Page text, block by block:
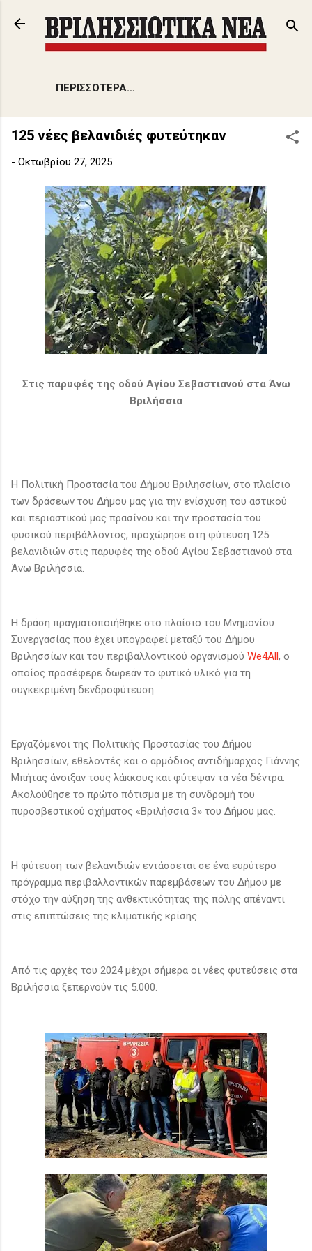
Μετάβαση στο κύριο περιεχόμενο
ΠΕΡΙΣΣΌΤΕΡΑ…
125 νέες βελανιδιές φυτεύτηκαν
- Οκτωβρίου 27, 2025
Στις παρυφές της οδού Αγίου Σεβαστιανού στα Άνω
Βριλήσσια
Η Πολιτική Προστασία του Δήμου Βριλησσίων, στο πλαίσιο
των δράσεων του Δήμου μας για την ενίσχυση του αστικού
και περιαστικού μας πρασίνου και την προστασία του
φυσικού περιβάλλοντος, προχώρησε στη φύτευση 125
βελανιδιών στις παρυφές της οδού Αγίου Σεβαστιανού στα
Άνω Βριλήσσια.
Η δράση πραγματοποιήθηκε στο πλαίσιο του Μνημονίου
Συνεργασίας που έχει υπογραφεί μεταξύ του Δήμου
Βριλησσίων και του περιβαλλοντικού οργανισμού We4All, ο
οποίος προσέφερε δωρεάν το φυτικό υλικό για τη
συγκεκριμένη δενδροφύτευση.
Εργαζόμενοι της Πολιτικής Προστασίας του Δήμου
Βριλησσίων, εθελοντές και ο αρμόδιος αντιδήμαρχος Γιάννης
Μπήτας άνοιξαν τους λάκκους και φύτεψαν τα νέα δέντρα.
Ακολούθησε το πρώτο πότισμα με τη συνδρομή του
πυροσβεστικού οχήματος «Βριλήσσια 3» του Δήμου μας.
Η φύτευση των βελανιδιών εντάσσεται σε ένα ευρύτερο
πρόγραμμα περιβαλλοντικών παρεμβάσεων του Δήμου με
στόχο την αύξηση της ανθεκτικότητας της πόλης απέναντι
στις επιπτώσεις της κλιματικής κρίσης.
Από τις αρχές του 2024 μέχρι σήμερα οι νέες φυτεύσεις στα
Βριλήσσια ξεπερνούν τις 5.000.